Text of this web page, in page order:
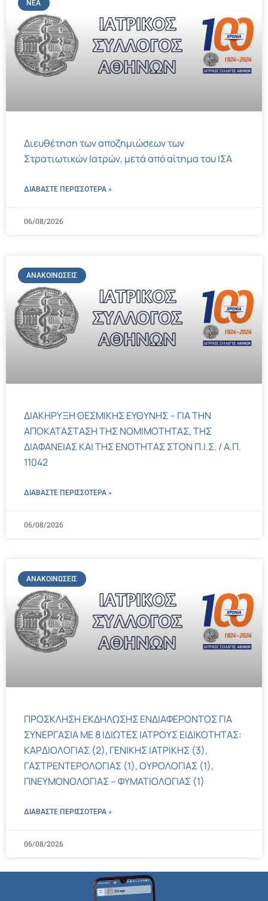
ΝΈΑ
Διευθέτηση των αποζημιώσεων των
Στρατιωτικών Ιατρών, μετά από αίτημα του ΙΣΑ
ΔΙΑΒΑΣΤΕ ΠΕΡΙΣΣΌΤΕΡΑ »
06/08/2026
ΑΝΑΚΟΙΝΏΣΕΙΣ
ΔΙΑΚΗΡΥΞΗ ΘΕΣΜΙΚΗΣ ΕΥΘΥΝΗΣ – ΓΙΑ ΤΗΝ
ΑΠΟΚΑΤΑΣΤΑΣΗ ΤΗΣ ΝΟΜΙΜΟΤΗΤΑΣ, ΤΗΣ
ΔΙΑΦΑΝΕΙΑΣ ΚΑΙ ΤΗΣ ΕΝΟΤΗΤΑΣ ΣΤΟΝ Π.Ι.Σ. / Α.Π.
11042
ΔΙΑΒΑΣΤΕ ΠΕΡΙΣΣΌΤΕΡΑ »
06/08/2026
ΑΝΑΚΟΙΝΏΣΕΙΣ
ΠΡΟΣΚΛΗΣΗ ΕΚΔΗΛΩΣΗΣ ΕΝΔΙΑΦΕΡΟΝΤΟΣ ΓΙΑ
ΣΥΝΕΡΓΑΣΙΑ ΜΕ 8 ΙΔΙΩΤΕΣ ΙΑΤΡΟΥΣ ΕΙΔΙΚΟΤΗΤΑΣ:
ΚΑΡΔΙΟΛΟΓΙΑΣ (2), ΓΕΝΙΚΗΣ ΙΑΤΡΙΚΗΣ (3),
ΓΑΣΤΡΕΝΤΕΡΟΛΟΓΙΑΣ (1), ΟΥΡΟΛΟΓΙΑΣ (1),
ΠΝΕΥΜΟΝΟΛΟΓΙΑΣ – ΦΥΜΑΤΙΟΛΟΓΙΑΣ (1)
ΔΙΑΒΑΣΤΕ ΠΕΡΙΣΣΌΤΕΡΑ »
06/08/2026